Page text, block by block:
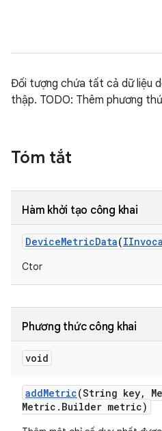
Đối tượng chứa tất cả dữ liệu
thập. TODO: Thêm phương
Tóm tắt
Hàm khởi tạo công khai
DeviceMetricData(
Ctor
Phương thức công khai
void
addMetric(String key,
Metric . Builder metric)